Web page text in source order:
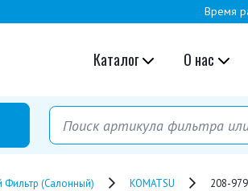
Время
Каталог О нас
(салонный) KOMATSU 208-